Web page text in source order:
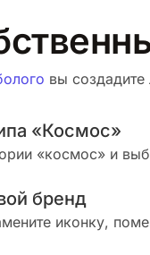
вы создадите
«Космос»
«космос» и
бренд
иконку,